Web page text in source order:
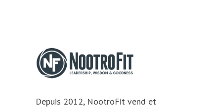
Depuis 2012, NootroFit vend et